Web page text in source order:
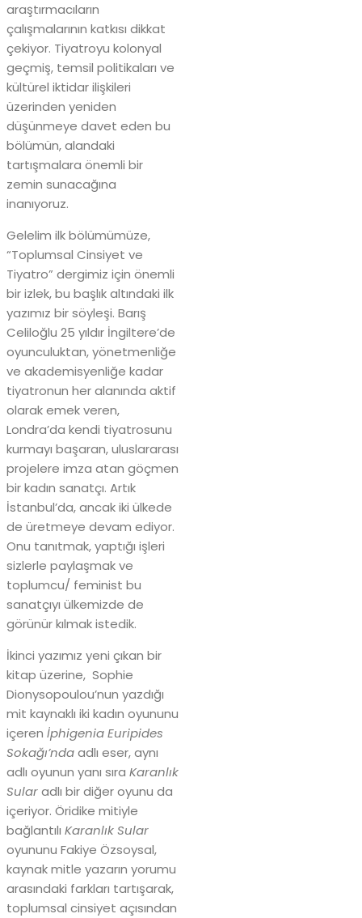
araştırmacıların
çalışmalarının katkısı dikkat
çekiyor. Tiyatroyu kolonyal
geçmiş, temsil politikaları ve
kültürel iktidar ilişkileri
üzerinden yeniden
düşünmeye davet eden bu
bölümün, alandaki
tartışmalara önemli bir
zemin sunacağına
inanıyoruz.
Gelelim ilk bölümümüze,
“Toplumsal Cinsiyet ve
Tiyatro” dergimiz için önemli
bir izlek, bu başlık altındaki ilk
yazımız bir söyleşi. Barış
Celiloğlu 25 yıldır İngiltere’de
oyunculuktan, yönetmenliğe
ve akademisyenliğe kadar
tiyatronun her alanında aktif
olarak emek veren,
Londra’da kendi tiyatrosunu
kurmayı başaran, uluslararası
projelere imza atan göçmen
bir kadın sanatçı. Artık
İstanbul’da, ancak iki ülkede
de üretmeye devam ediyor.
Onu tanıtmak, yaptığı işleri
sizlerle paylaşmak ve
toplumcu/ feminist bu
sanatçıyı ülkemizde de
görünür kılmak istedik.
İkinci yazımız yeni çıkan bir
kitap üzerine, Sophie
Dionysopoulou’nun yazdığı
mit kaynaklı iki kadın oyununu
içeren İphigenia Euripides
Sokağı’ndaadlı eser, aynı
adlı oyunun yanı sıra Karanlık
Sularadlı bir diğer oyunu da
içeriyor. Öridike mitiyle
bağlantılı Karanlık Sular
oyununu Fakiye Özsoysal,
kaynak mitle yazarın yorumu
arasındaki farkları tartışarak,
toplumsal cinsiyet açısından